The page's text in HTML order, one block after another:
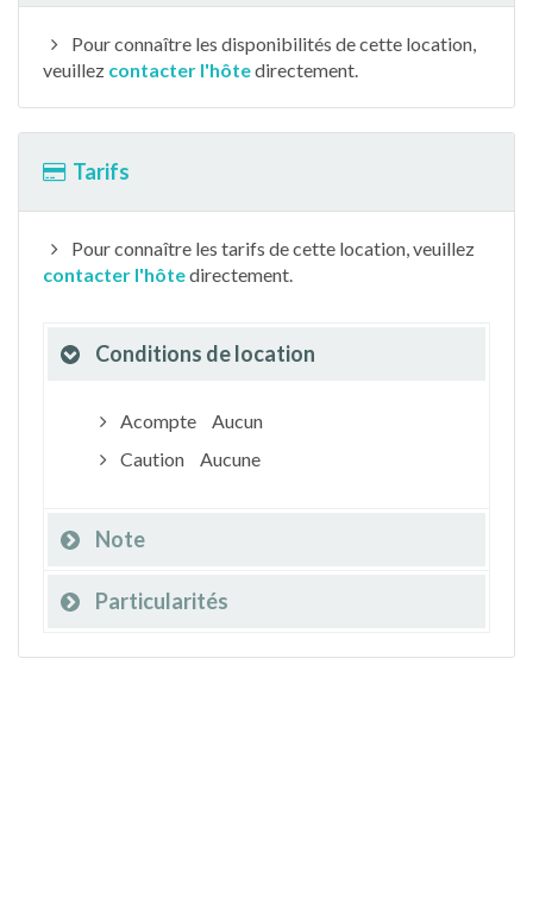
Pour connaître les disponibilités de cette location,
veuillez contacter l'hôtedirectement.
Tarifs
Pour connaître les tarifs de cette location, veuillez
contacter l'hôtedirectement.
Conditions de location
Acompte
Aucun
Caution
Aucune
Note
Particularités